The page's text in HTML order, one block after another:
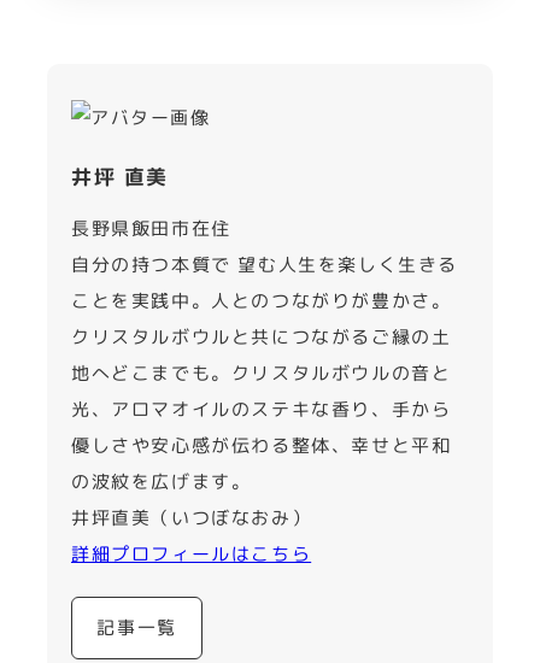
井坪 直美
長野県飯田市在住
自分の持つ本質で 望む人生を楽しく生きる
ことを実践中。人とのつながりが豊かさ。
クリスタルボウルと共につながるご縁の土
地へどこまでも。クリスタルボウルの音と
光、アロマオイルのステキな香り、手から
優しさや安心感が伝わる整体、幸せと平和
の波紋を広げます。
井坪直美（いつぼなおみ）
詳細プロフィールはこちら
記事一覧